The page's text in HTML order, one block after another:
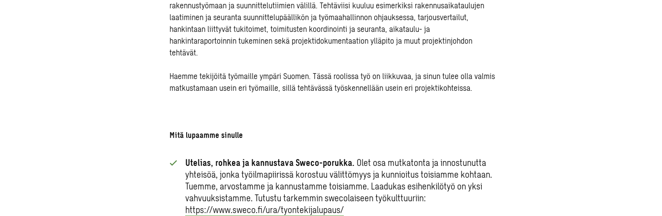
rakennustyömaan ja suunnittelutiimien välillä. Tehtäviisi kuuluu esimerkiksi rakennusaikataulujen
laatiminen ja seuranta suunnittelupäällikön ja työmaahallinnon ohjauksessa, tarjousvertailut,
hankintaan liittyvät tukitoimet, toimitusten koordinointi ja seuranta, aikataulu- ja
hankintaraportoinnin tukeminen sekä projektidokumentaation ylläpito ja muut projektinjohdon
tehtävät.
Haemme tekijöitä työmaille ympäri Suomen. Tässä roolissa työ on liikkuvaa, ja sinun tulee olla valmis
matkustamaan usein eri työmaille, sillä tehtävässä työskennellään usein eri projektikohteissa.
Mitä lupaamme sinulle
Utelias, rohkea ja kannustava Sweco-porukka. Olet osa mutkatonta ja innostunutta
yhteisöä, jonka työilmapiirissä korostuu välittömyys ja kunnioitus toisiamme kohtaan.
Tuemme, arvostamme ja kannustamme toisiamme. Laadukas esihenkilötyö on yksi
vahvuuksistamme. Tutustu tarkemmin swecolaiseen työkulttuuriin:
https://www.sweco.fi/ura/tyontekijalupaus/